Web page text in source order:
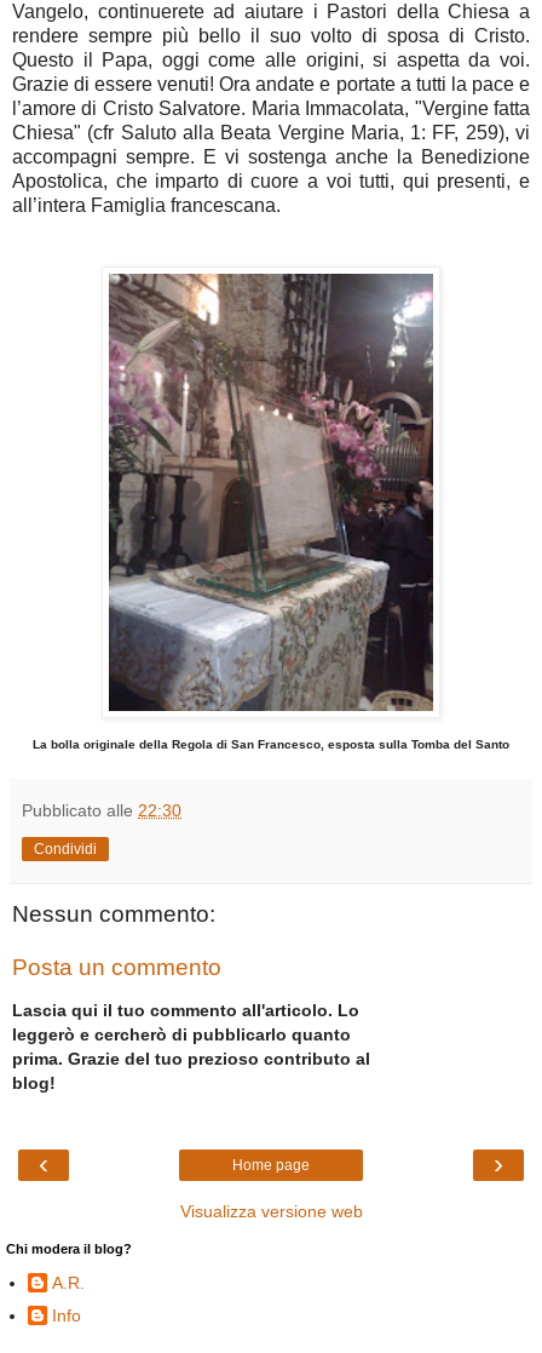
Vangelo, continuerete ad aiutare i Pastori della Chiesa a
rendere sempre più bello il suo volto di sposa di Cristo.
Questo il Papa, oggi come alle origini, si aspetta da voi.
Grazie di essere venuti! Ora andate e portate a tutti la pace e
l’amore di Cristo Salvatore. Maria Immacolata, "Vergine fatta
Chiesa" (cfr Saluto alla Beata Vergine Maria, 1: FF, 259), vi
accompagni sempre. E vi sostenga anche la Benedizione
Apostolica, che imparto di cuore a voi tutti, qui presenti, e
all’intera Famiglia francescana.
La bolla originale della Regola di San Francesco, esposta sulla Tomba del Santo
Pubblicato alle 22:30
Condividi
Nessun commento:
Posta un commento
Lascia qui il tuo commento all'articolo. Lo
leggerò e cercherò di pubblicarlo quanto
prima. Grazie del tuo prezioso contributo al
blog!
‹ ›
Home page
Visualizza versione web
Chi modera il blog?
A.R.
Info